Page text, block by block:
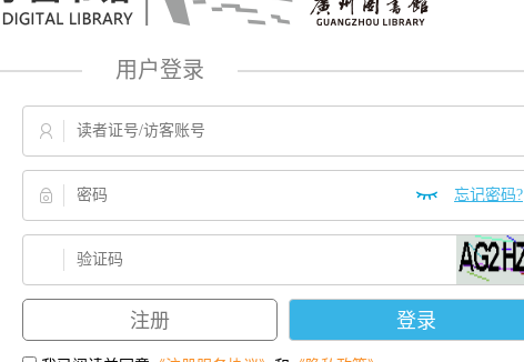
用户登录
忘记密码?